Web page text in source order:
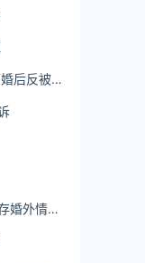
后反被对
婚外情，